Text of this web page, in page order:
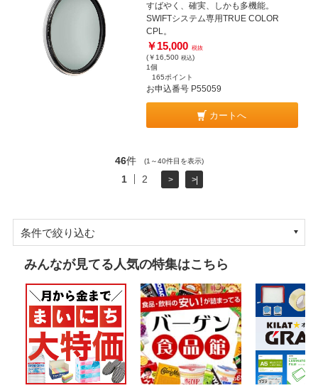
すばやく、確実、しかも多機能。
SWIFTシステム専用TRUE COLOR
CPL。
￥15,000 税抜
(￥16,500 税込)
1個
165ポイント
お申込番号 P55059
カートへ
46件 (1～40件目を表示)
1 2 > >|
条件で絞り込む
みんなが見てる人気の特集はこちら